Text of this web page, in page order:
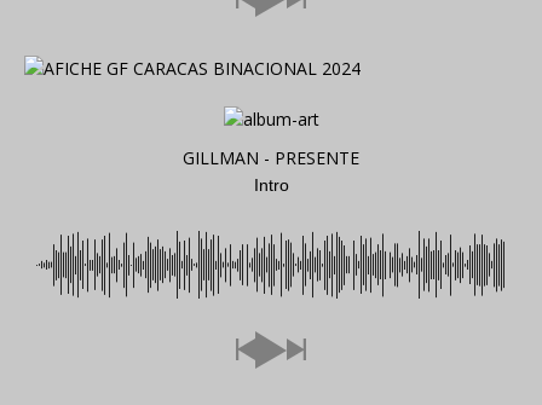
GILLMAN - PRESENTE
Intro